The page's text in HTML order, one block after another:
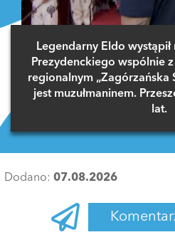
Legendarny Eldo wystąpił
Prezydenckiego wspólnie
regionalnym „Zagórzańska
jest muzułmaninem.
lat.
Dodano: 07.08.2026